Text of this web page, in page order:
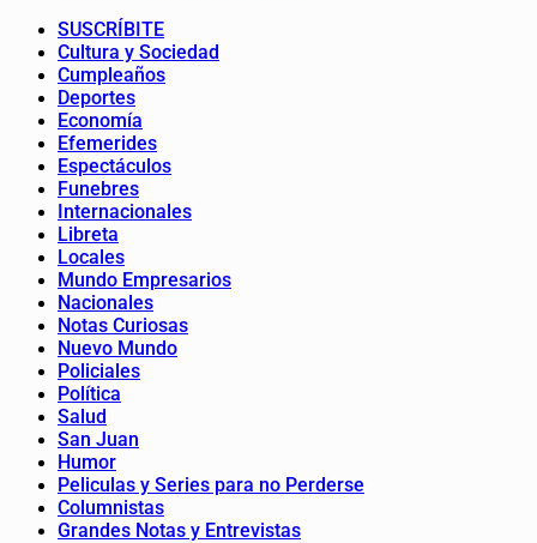
SUSCRÍBITE
Cultura y Sociedad
Cumpleaños
Deportes
Economía
Efemerides
Espectáculos
Funebres
Internacionales
Libreta
Locales
Mundo Empresarios
Nacionales
Notas Curiosas
Nuevo Mundo
Policiales
Política
Salud
San Juan
Humor
Peliculas y Series para no Perderse
Columnistas
Grandes Notas y Entrevistas